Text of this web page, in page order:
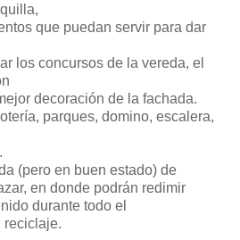
que puedan servir para dar
los concursos de la vereda, el
decoración de la fachada.
parques, domino, escalera,
(pero en buen estado) de
en donde podrán redimir
durante todo el
reciclaje.